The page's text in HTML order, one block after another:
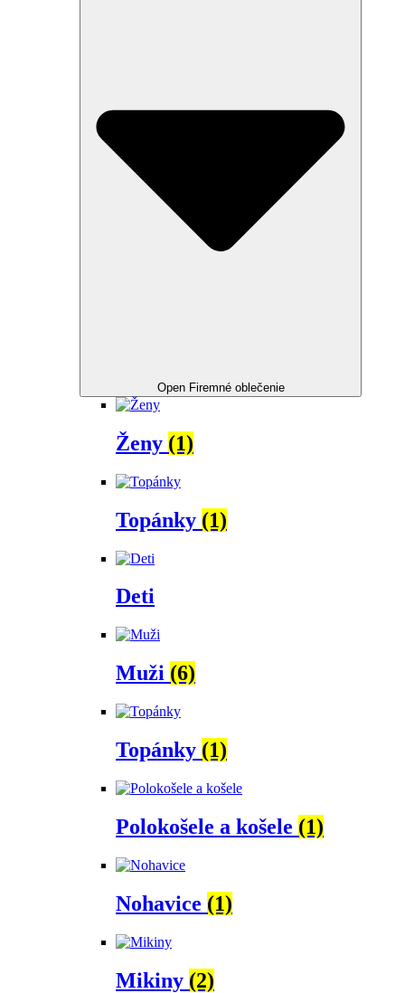
Open Firemné oblečenie
Ženy (1)
Topánky (1)
Deti
Muži (6)
Topánky (1)
Polokošele a košele (1)
Nohavice (1)
Mikiny (2)